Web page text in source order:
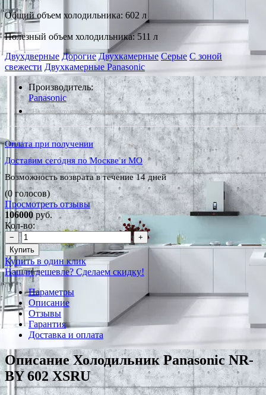
Общий объем холодильника: 602 л
Полезный объем холодильника: 511 л
Двухдверные Дорогие Двухкамерные Серые С зоной
свежести Двухкамерные Panasonic
Производитель:
Panasonic
*Наличие уточняйте у менеджера
Оплата при получении
Доставим сегодня по Москве и МО
Возможность возврата в течение 14 дней
(0 голосов)
Просмотреть отзывы
106000руб.
Кол-во:
−
+
Купить
Купить в один клик
Нашли дешевле? Сделаем скидку!
Параметры
Описание
Отзывы
Гарантия
Доставка и оплата
Описание Холодильник Panasonic NR-
BY 602 XSRU